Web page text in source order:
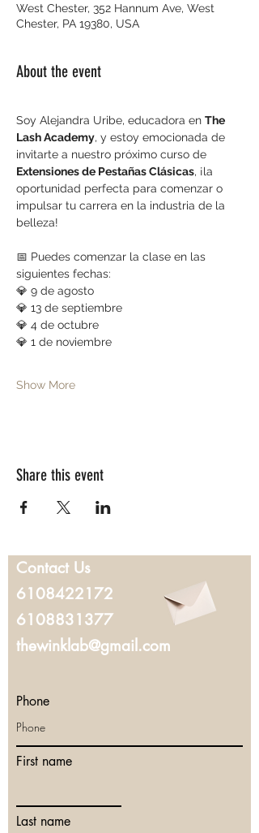
West Chester, 352 Hannum Ave, West
Chester, PA 19380, USA
About the event
Soy Alejandra Uribe, educadora en The
Lash Academy, y estoy emocionada de
invitarte a nuestro próximo curso de
Extensiones de Pestañas Clásicas, ¡la
oportunidad perfecta para comenzar o
impulsar tu carrera en la industria de la
belleza!
📅 Puedes comenzar la clase en las
siguientes fechas:
💎 9 de agosto
💎 13 de septiembre
💎 4 de octubre
💎 1 de noviembre
Show More
Share this event
Contact Us
6108422172
6108831377
thewinklab@gmail.com
Phone
First name
Last name